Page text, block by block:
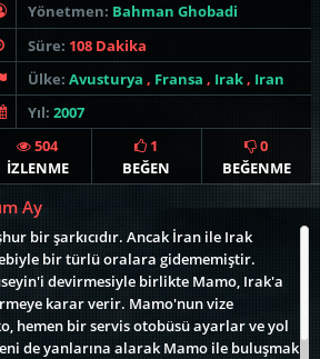
Yönetmen: Bahman Ghobadi
Süre: 108 Dakika
Ülke: Avusturya , Fransa , Irak, Iran
Yıl: 2007
504
İZLENME
1
BEĞEN
0
BEĞENME
Ay
bir şarkıcıdır. Ancak İran ile Irak
bir türlü oralara gidememiştir.
devirmesiyle birlikte Mamo, Irak'a
karar verir. Mamo'nun vize
hemen bir servis otobüsü ayarlar ve yol
de yanlarına alarak Mamo ile buluşmak